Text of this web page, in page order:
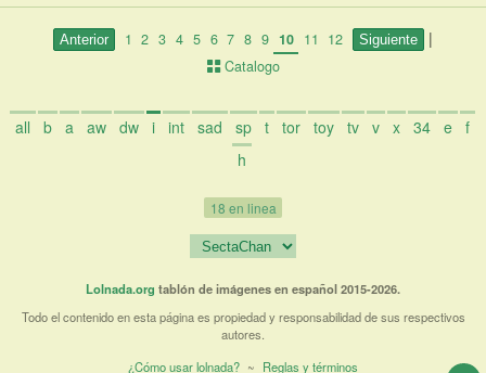
1 2 3 4 5 6 7 8 9 10 11 12 |
Catalogo
all b a aw dw i int sad sp t tor toy tv v x 34 e
f
h
18 en linea
Lolnada.org tablón de imágenes en español 2015-2026.
Todo el contenido en esta página es propiedad y responsabilidad de sus respectivos
autores.
¿Cómo usar lolnada? ~ Reglas y términos